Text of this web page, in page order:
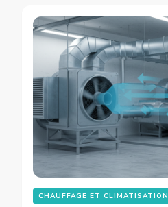
CHAUFFAGE ET CLIMATISATION